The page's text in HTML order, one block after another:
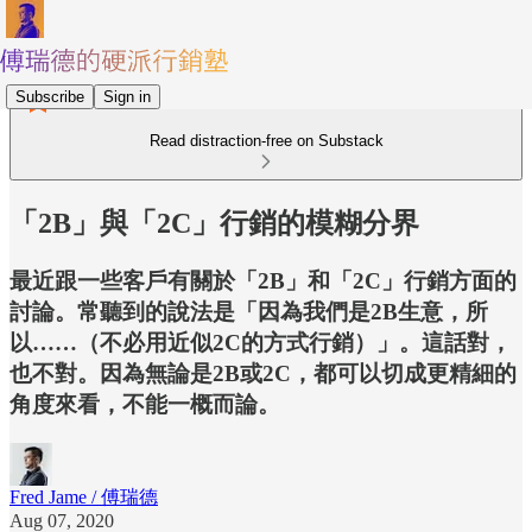
Subscribe Sign in
Read distraction-free on Substack
「2B」與「2C」行銷的模糊分界
最近跟一些客戶有關於「2B」和「2C」行銷方面的
討論。常聽到的說法是「因為我們是2B生意，所
以……（不必用近似2C的方式行銷）」。這話對，
也不對。因為無論是2B或2C，都可以切成更精細的
角度來看，不能一概而論。
Fred Jame / 傅瑞德
Aug 07, 2020